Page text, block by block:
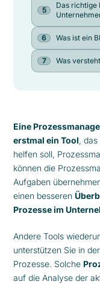
Das richtige
Was ist ein
Was
Eine
erstmal ein Tool,
helfen soll,
können die
Aufgaben
einen besseren
Prozesse im
Andere Tools
unterstützen Sie in
Prozesse. Solche
auf die Analyse der